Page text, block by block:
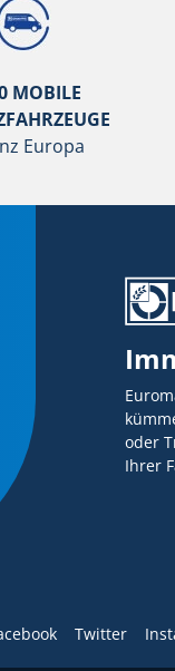
MOBILE
Europa
oder
Ihrer
Twitter